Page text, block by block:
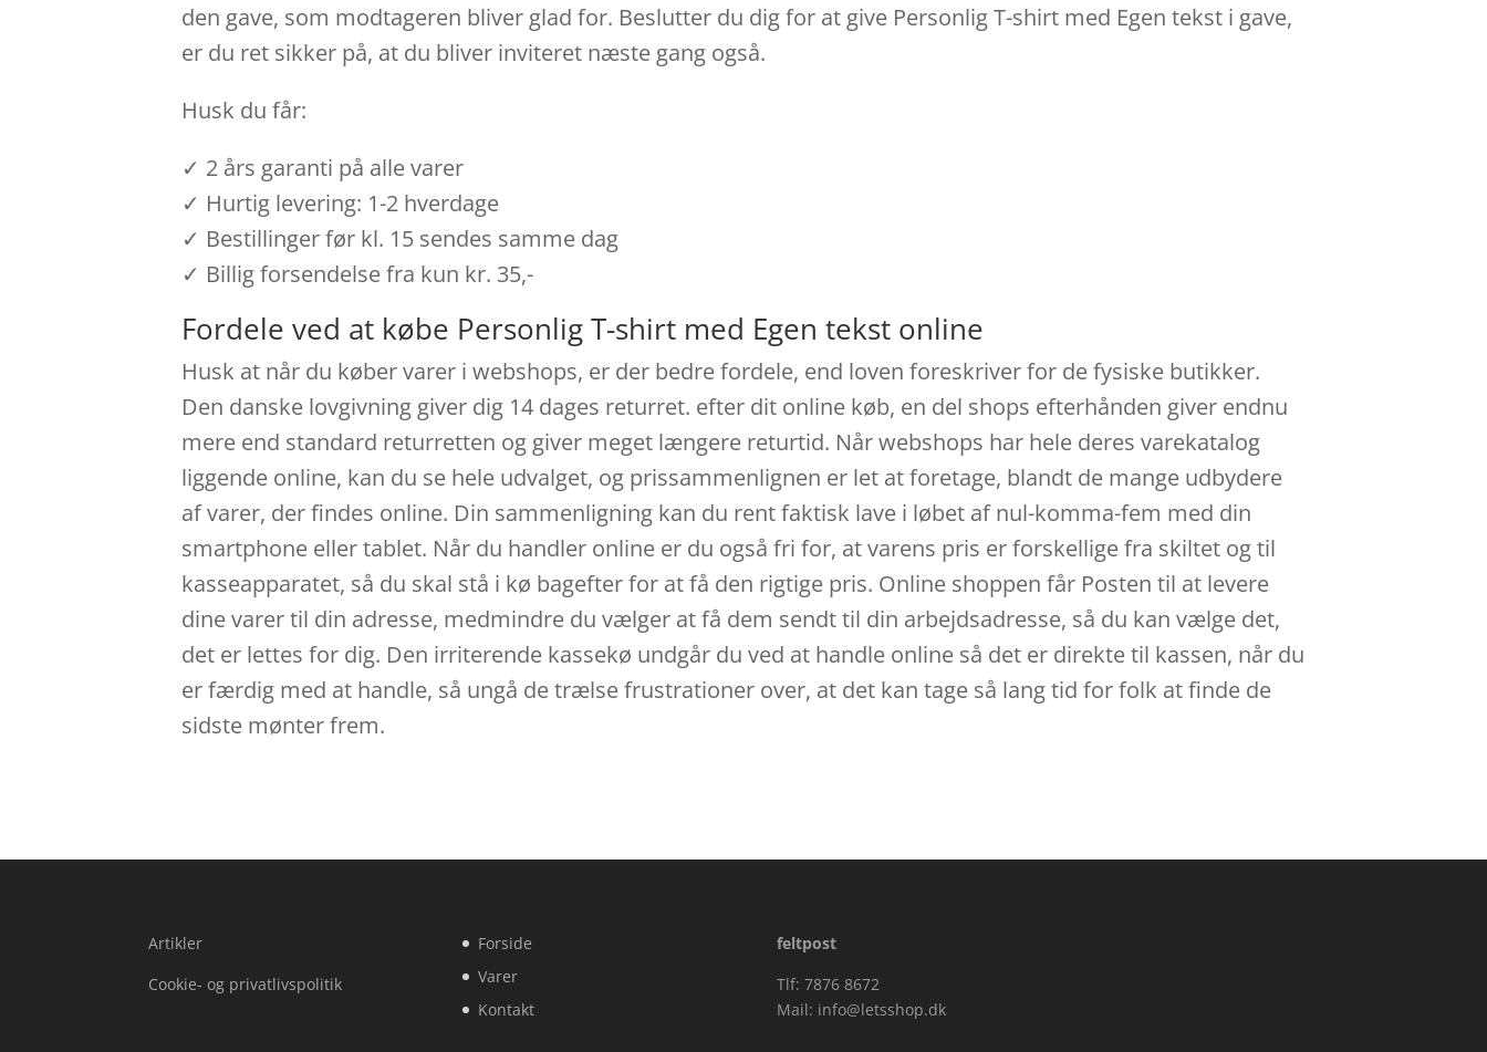
den gave, som modtageren bliver glad for. Beslutter du dig for at give Personlig T-shirt med Egen tekst i gave,
er du ret sikker på, at du bliver inviteret næste gang også.
Husk du får:
✓ 2 års garanti på alle varer
✓ Hurtig levering: 1-2 hverdage
✓ Bestillinger før kl. 15 sendes samme dag
✓ Billig forsendelse fra kun kr. 35,-
Fordele ved at købe Personlig T-shirt med Egen tekst online
Husk at når du køber varer i webshops, er der bedre fordele, end loven foreskriver for de fysiske butikker.
Den danske lovgivning giver dig 14 dages returret. efter dit online køb, en del shops efterhånden giver endnu
mere end standard returretten og giver meget længere returtid. Når webshops har hele deres varekatalog
liggende online, kan du se hele udvalget, og prissammenlignen er let at foretage, blandt de mange udbydere
af varer, der findes online. Din sammenligning kan du rent faktisk lave i løbet af nul-komma-fem med din
smartphone eller tablet. Når du handler online er du også fri for, at varens pris er forskellige fra skiltet og til
kasseapparatet, så du skal stå i kø bagefter for at få den rigtige pris. Online shoppen får Posten til at levere
dine varer til din adresse, medmindre du vælger at få dem sendt til din arbejdsadresse, så du kan vælge det,
det er lettes for dig. Den irriterende kassekø undgår du ved at handle online så det er direkte til kassen, når du
er færdig med at handle, så ungå de trælse frustrationer over, at det kan tage så lang tid for folk at finde de
sidste mønter frem.
Artikler
Cookie- og privatlivspolitik
Forside
Varer
Kontakt
feltpost
Tlf: 7876 8672
Mail: info@letsshop.dk